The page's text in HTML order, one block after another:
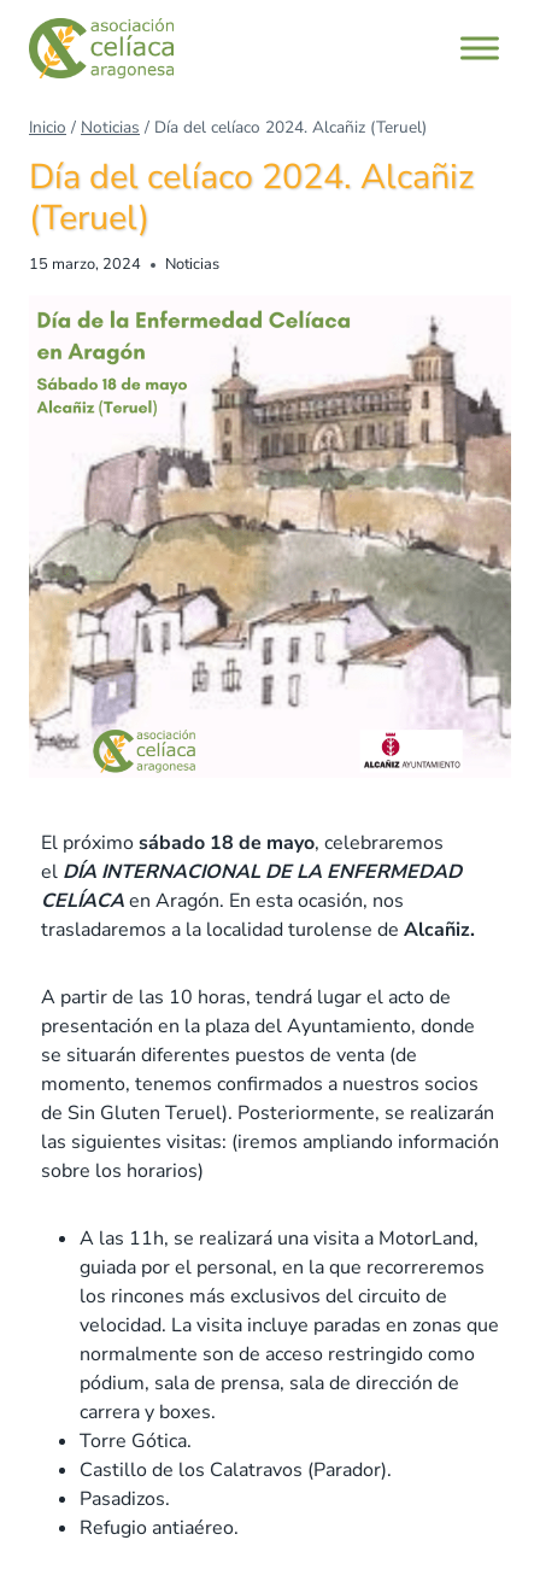
Inicio / Noticias / Día del celíaco 2024. Alcañiz (Teruel)
Día del celíaco 2024. Alcañiz
(Teruel)
15 marzo, 2024 Noticias
El próximosábado 18 de mayo, celebraremos
el DÍA INTERNACIONAL DE LA ENFERMEDAD
CELÍACAen Aragón. En esta ocasión, nos
trasladaremos a la localidad turolense de Alcañiz.
A partir de las 10 horas, tendrá lugar el acto de
presentación en la plaza del Ayuntamiento, donde
se situarán diferentes puestos de venta (de
momento, tenemos confirmados a nuestros socios
de Sin Gluten Teruel). Posteriormente, se realizarán
las siguientes visitas: (iremos ampliando información
sobre los horarios)
A las 11h, se realizará una visita a MotorLand,
guiada por el personal, en la que recorreremos
los rincones más exclusivos del circuito de
velocidad. La visita incluye paradas en zonas que
normalmente son de acceso restringido como
pódium, sala de prensa, sala de dirección de
carrera y boxes.
Torre Gótica.
Castillo de los Calatravos (Parador).
Pasadizos.
Refugio antiaéreo.